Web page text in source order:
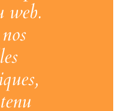
web.